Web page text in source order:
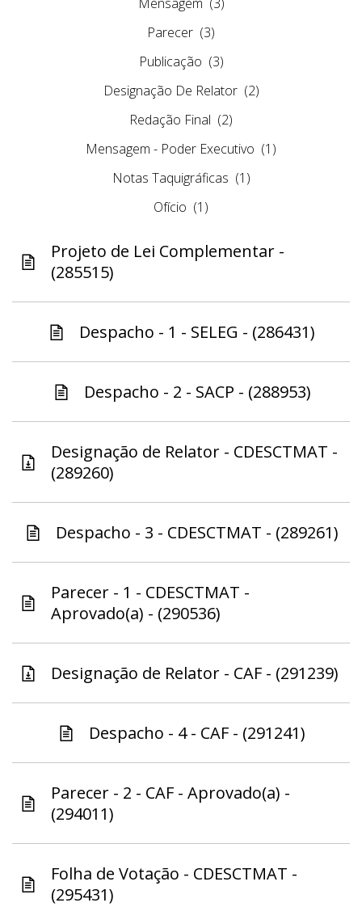
Parecer (3)
Publicação (3)
Designação De Relator (2)
Redação Final (2)
Mensagem - Poder Executivo (1)
Notas Taquigráficas (1)
Ofício (1)
Projeto de Lei Complementar -
(285515)
Despacho - 1 - SELEG - (286431)
Despacho - 2 - SACP - (288953)
Designação de Relator - CDESCTMAT -
(289260)
Despacho - 3 - CDESCTMAT - (289261)
Parecer - 1 - CDESCTMAT -
Aprovado(a) - (290536)
Designação de Relator - CAF - (291239)
Despacho - 4 - CAF - (291241)
Parecer - 2 - CAF - Aprovado(a) -
(294011)
Folha de Votação - CDESCTMAT -
(295431)